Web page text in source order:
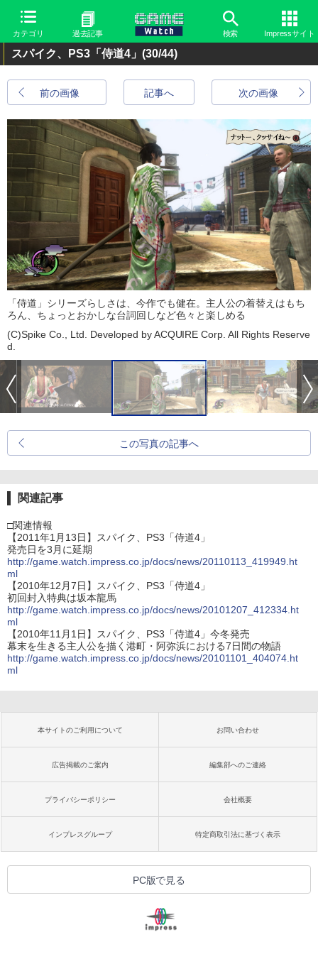
カテゴリ 過去記事 検索 Impressサイト
スパイク、PS3「侍道4」 (30/44)
前の画像 次の画像
記事へ
「侍道」シリーズらしさは、今作でも健在。主人公の着替えはもち
ろん、ちょっとおかしな台詞回しなど色々と楽しめる
(C)Spike Co., Ltd. Developed by ACQUIRE Corp. All Rights Reserve
d.
この写真の記事へ
関連記事
□関連情報
【2011年1月13日】スパイク、PS3「侍道4」
発売日を3月に延期
http://game.watch.impress.co.jp/docs/news/20110113_419949.ht
ml
【2010年12月7日】スパイク、PS3「侍道4」
初回封入特典は坂本龍馬
http://game.watch.impress.co.jp/docs/news/20101207_412334.ht
ml
【2010年11月1日】スパイク、PS3「侍道4」今冬発売
幕末を生きる主人公を描く港町・阿弥浜における7日間の物語
http://game.watch.impress.co.jp/docs/news/20101101_404074.ht
ml
本サイトのご利用について お問い合わせ
広告掲載のご案内 編集部へのご連絡
プライバシーポリシー 会社概要
インプレスグループ 特定商取引法に基づく表示
PC版で見る